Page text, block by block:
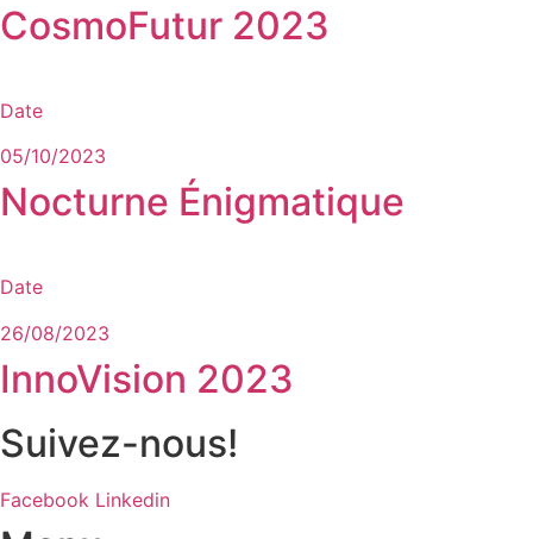
CosmoFutur 2023
Date
05/10/2023
Nocturne Énigmatique
Date
26/08/2023
InnoVision 2023
Suivez-nous!
Facebook Linkedin